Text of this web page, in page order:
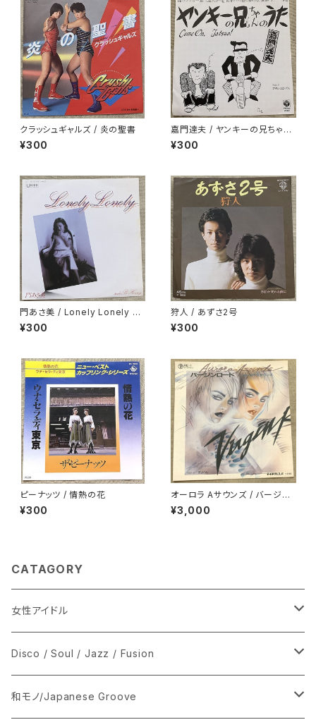
クラッシュギャルズ / 炎の聖書
¥300
嘉門達夫 / ヤンキーの兄ちゃん
のうた
¥300
門あさ美 / Lonely Lonely H
oney
¥300
狩人 / あずさ2号
¥300
ピーナッツ / 情熱の花
¥300
オーロラ Aサウンズ / バージン
ロード
¥3,000
CATAGORY
女性アイドル
シングル盤
あ行
LP
Disco / Soul / Jazz / Fusion
シングル盤
和モノ/Japanese Groove